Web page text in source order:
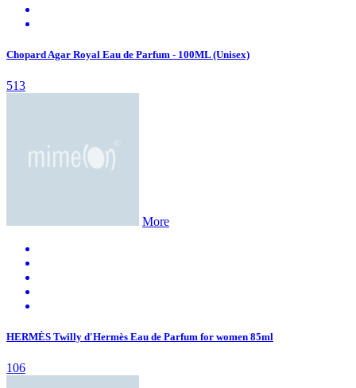
Chopard Agar Royal Eau de Parfum - 100ML (Unisex)
513
More
HERMÈS Twilly d'Hermès Eau de Parfum for women 85ml
106